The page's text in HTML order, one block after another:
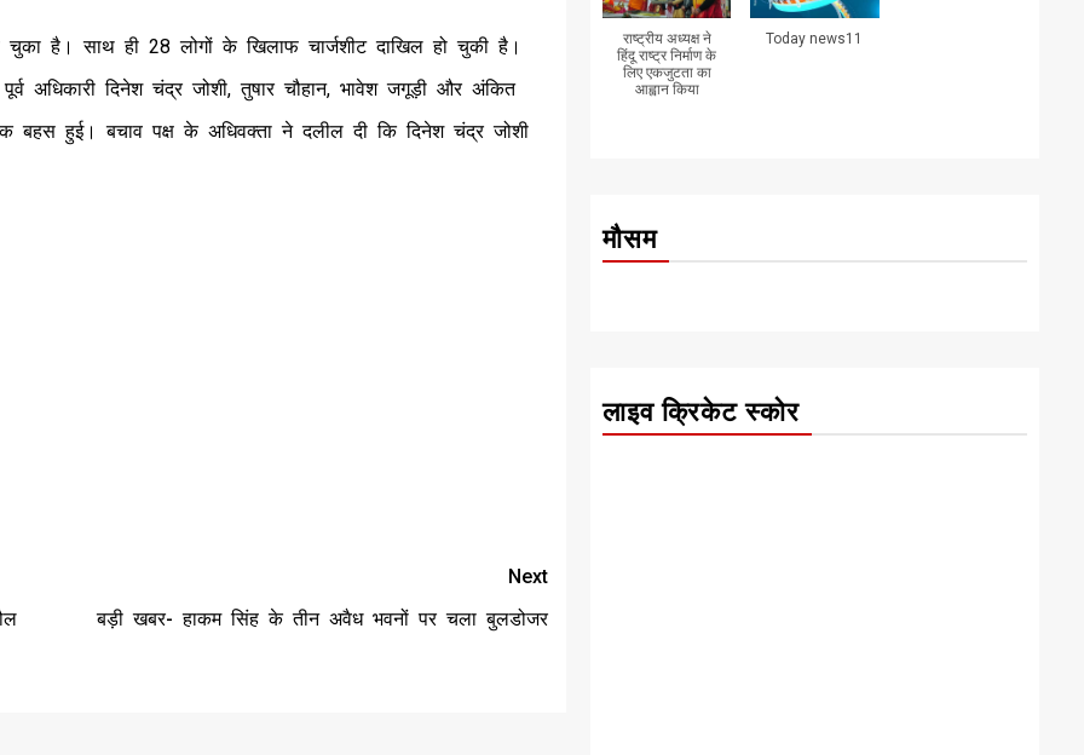
है। साथ ही 28 लोगों के खिलाफ चार्जशीट दाखिल हो चुकी है।
अधिकारी दिनेश चंद्र जोशी, तुषार चौहान, भावेश जगूड़ी और अंकित
बहस हुई। बचाव पक्ष के अधिवक्ता ने दलील दी कि दिनेश चंद्र जोशी
Next
बड़ी खबर- हाकम सिंह के तीन अवैध भवनों पर चला बुलडोजर
राष्ट्रीय अध्यक्ष ने
हिंदू राष्ट्र निर्माण के
लिए एकजुटता का
आह्वान किया
Today news11
मौसम
लाइव क्रिकेट स्कोर